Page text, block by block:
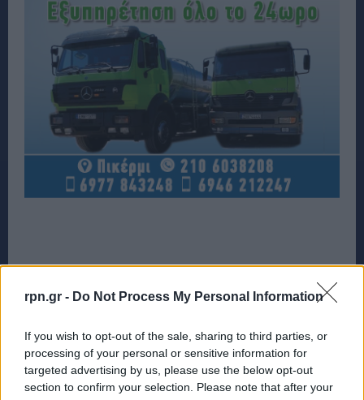
rpn.gr - Do Not Process My Personal Information
If you wish to opt-out of the sale, sharing to third parties, or
processing of your personal or sensitive information for
targeted advertising by us, please use the below opt-out
section to confirm your selection. Please note that after your